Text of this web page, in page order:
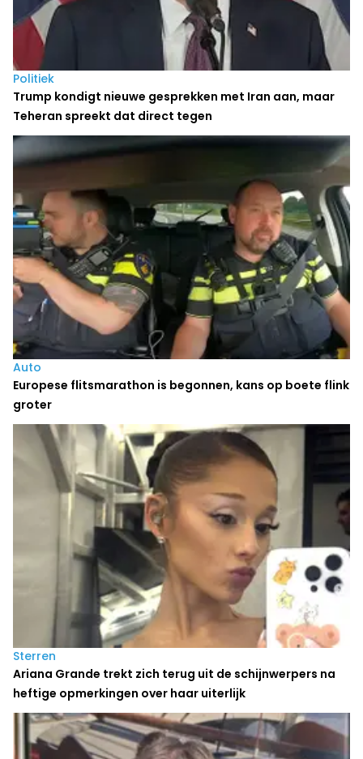
Politiek
Trump kondigt nieuwe gesprekken met Iran aan, maar
Teheran spreekt dat direct tegen
Auto
Europese flitsmarathon is begonnen, kans op boete flink
groter
Sterren
Ariana Grande trekt zich terug uit de schijnwerpers na
heftige opmerkingen over haar uiterlijk